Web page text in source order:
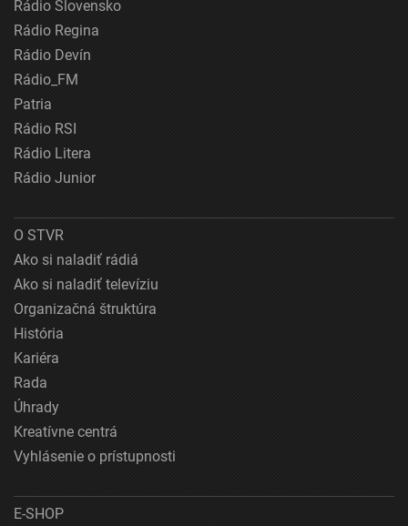
Rádio Slovensko
Rádio Regina
Rádio Devín
Rádio_FM
Patria
Rádio RSI
Rádio Litera
Rádio Junior
O STVR
Ako si naladiť rádiá
Ako si naladiť televíziu
Organizačná štruktúra
História
Kariéra
Rada
Úhrady
Kreatívne centrá
Vyhlásenie o prístupnosti
E-SHOP